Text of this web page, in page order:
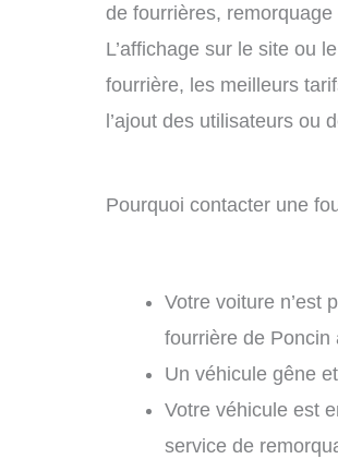
de fourrières,
L’affichage sur le site ou
fourrière, les meilleurs
l’ajout des utilisateurs ou
Pourquoi contacter une
Votre voiture n’est
fourrière de Poncin
Un véhicule gêne
Votre véhicule est
service de